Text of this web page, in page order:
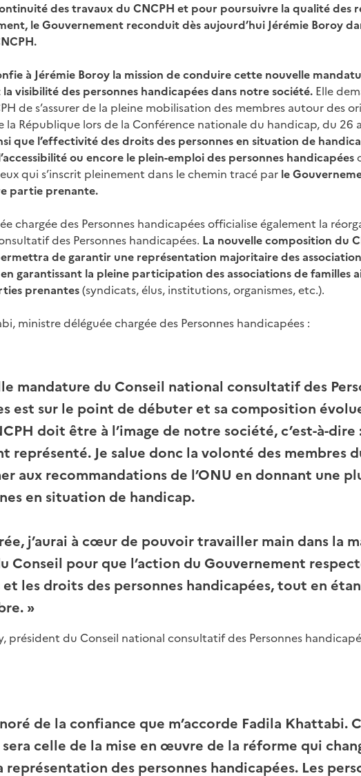
des travaux du CNCPH et pour poursuivre la qualité des
le Gouvernement reconduit dès aujourd’hui Jérémie Boroy
à Jérémie Boroy la mission de conduire cette nouvelle
visibilité des personnes handicapées dans notre société. Elle
de s’assurer de la pleine mobilisation des membres autour des
la République lors de la Conférence nationale du handicap, du 26
que l’effectivité des droits des personnes en situation de
ou encore le plein-emploi des personnes handicapées
qui s’inscrit pleinement dans le chemin tracé par le
partie prenante.
chargée des Personnes handicapées officialise également la
des Personnes handicapées. La nouvelle composition du
de garantir une représentation majoritaire des
garantissant la pleine participation des associations de familles
prenantes(syndicats, élus, institutions, organismes, etc.).
ministre déléguée chargée des Personnes handicapées :
mandature du Conseil national consultatif des
est sur le point de débuter et sa composition
doit être à l’image de notre société, c’est-à-
représenté. Je salue donc la volonté des membres
aux recommandations de l’ONU en donnant une
en situation de handicap.
j’aurai à cœur de pouvoir travailler main dans la
Conseil pour que l’action du Gouvernement
les droits des personnes handicapées, tout en
»
président du Conseil national consultatif des Personnes
de la confiance que m’accorde Fadila Khattabi.
celle de la mise en œuvre de la réforme qui
représentation des personnes handicapées. Les